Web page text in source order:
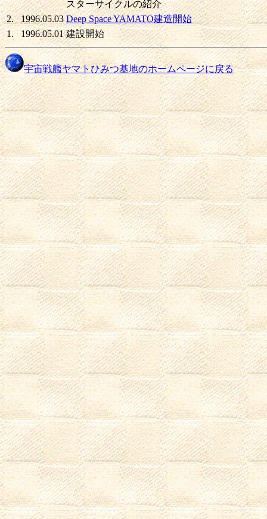
スターサイクルの紹介
2.
1996.05.03 Deep Space YAMATO建造開始
1.
1996.05.01 建設開始
宇宙戦艦ヤマトひみつ基地のホームページに戻る